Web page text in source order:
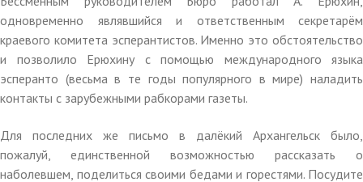
одновременно являвшийся и ответственным секретарём
краевого комитета эсперантистов. Именно это обстоятельство
и позволило Ерюхину с помощью международного языка
эсперанто (весьма в те годы популярного в мире) наладить
контакты с зарубежными рабкорами газеты.
Для последних же письмо в далёкий Архангельск было,
пожалуй, единственной возможностью рассказать о
наболевшем, поделиться своими бедами и горестями. Посудите